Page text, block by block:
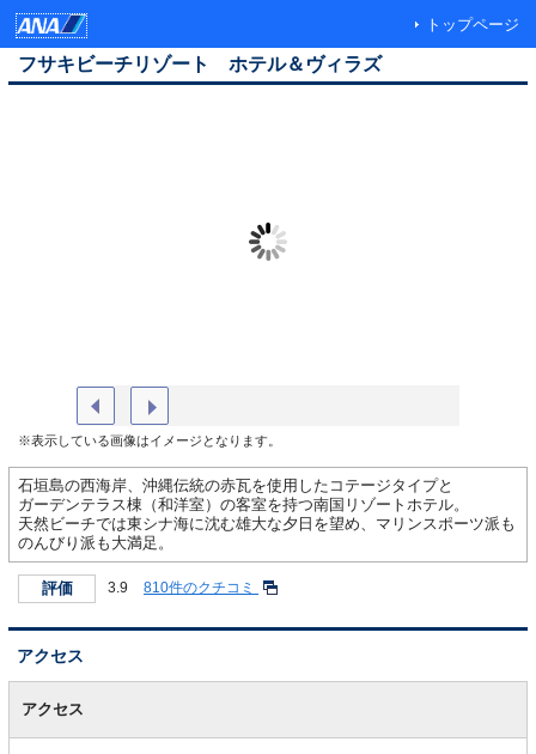
トップページ
フサキビーチリゾート ホテル＆ヴィラズ
※表示している画像はイメージとなります。
石垣島の西海岸、沖縄伝統の赤瓦を使用したコテージタイプと
ガーデンテラス棟（和洋室）の客室を持つ南国リゾートホテル。
天然ビーチでは東シナ海に沈む雄大な夕日を望め、マリンスポーツ派も
のんびり派も大満足。
評価 3.9 810件のクチコミ
アクセス
アクセス